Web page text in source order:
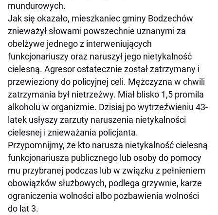
mundurowych.
Jak się okazało, mieszkaniec gminy Bodzechów
znieważył słowami powszechnie uznanymi za
obelżywe jednego z interweniujących
funkcjonariuszy oraz naruszył jego nietykalność
cielesną. Agresor ostatecznie został zatrzymany i
przewieziony do policyjnej celi. Mężczyzna w chwili
zatrzymania był nietrzeźwy. Miał blisko 1,5 promila
alkoholu w organizmie. Dzisiaj po wytrzeźwieniu 43-
latek usłyszy zarzuty naruszenia nietykalności
cielesnej i znieważania policjanta.
Przypomnijmy, że kto narusza nietykalność cielesną
funkcjonariusza publicznego lub osoby do pomocy
mu przybranej podczas lub w związku z pełnieniem
obowiązków służbowych, podlega grzywnie, karze
ograniczenia wolności albo pozbawienia wolności
do lat 3.